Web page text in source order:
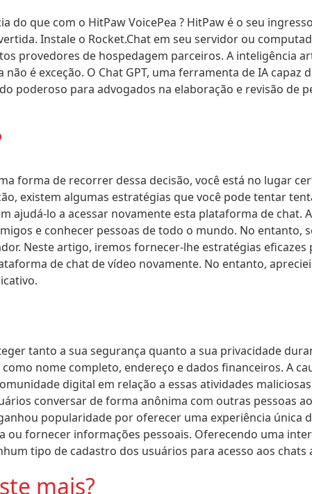
do que com o HitPaw VoicePea ? HitPaw é o seu
Instale o Rocket.Chat em seu servidor ou
provedores de hospedagem parceiros. A inteligência
é exceção. O Chat GPT, uma ferramenta de IA capaz
poderoso para advogados na elaboração e revisão de
forma de recorrer dessa decisão, você está no lugar
existem algumas estratégias que você pode tentar⁤
ajudá-lo a acessar novamente esta plataforma de chat. A
⁢e conhecer pessoas de todo o mundo. No entanto,
Neste artigo, iremos fornecer-lhe estratégias eficazes
de chat de vídeo novamente. No entanto,
tanto a sua segurança quanto a sua privacidade
nome completo, endereço e dados financeiros. A
digital em relação a essas atividades
conversar de forma anônima com outras pessoas
popularidade por oferecer uma experiência única
ou fornecer informações pessoais. Oferecendo uma
tipo de cadastro dos usuários para acesso aos chats
mais?